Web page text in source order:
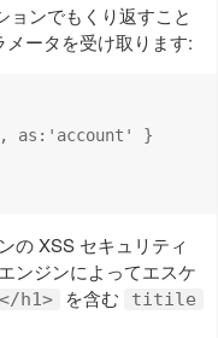
ョンでもくり返すこと
ータを受け取ります:
as:'account' }
の XSS セキュリティ
ンジンによってエスケ
h1> を含む titile